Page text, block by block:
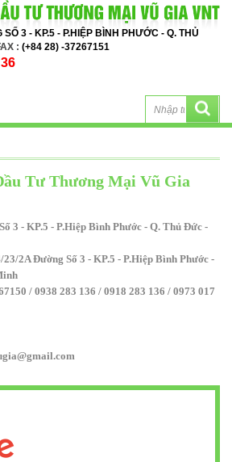
3 - KP.5 - P.HIỆP BÌNH PHƯỚC - Q. THỦ
: (+84 28) -37267151
Tư Thương Mại Vũ Gia
3 - KP.5 - P.Hiệp Bình Phước - Q. Thủ Đức -
23/2A Đường Số 3 - KP.5 - P.Hiệp Bình Phước -
/ 0938 283 136 / 0918 283 136 / 0973 017